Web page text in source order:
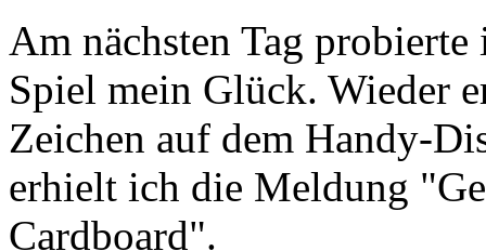
Am nächsten Tag
Spiel mein Glück. Wieder
Zeichen auf dem Handy-
erhielt ich die Meldung
Cardboard".